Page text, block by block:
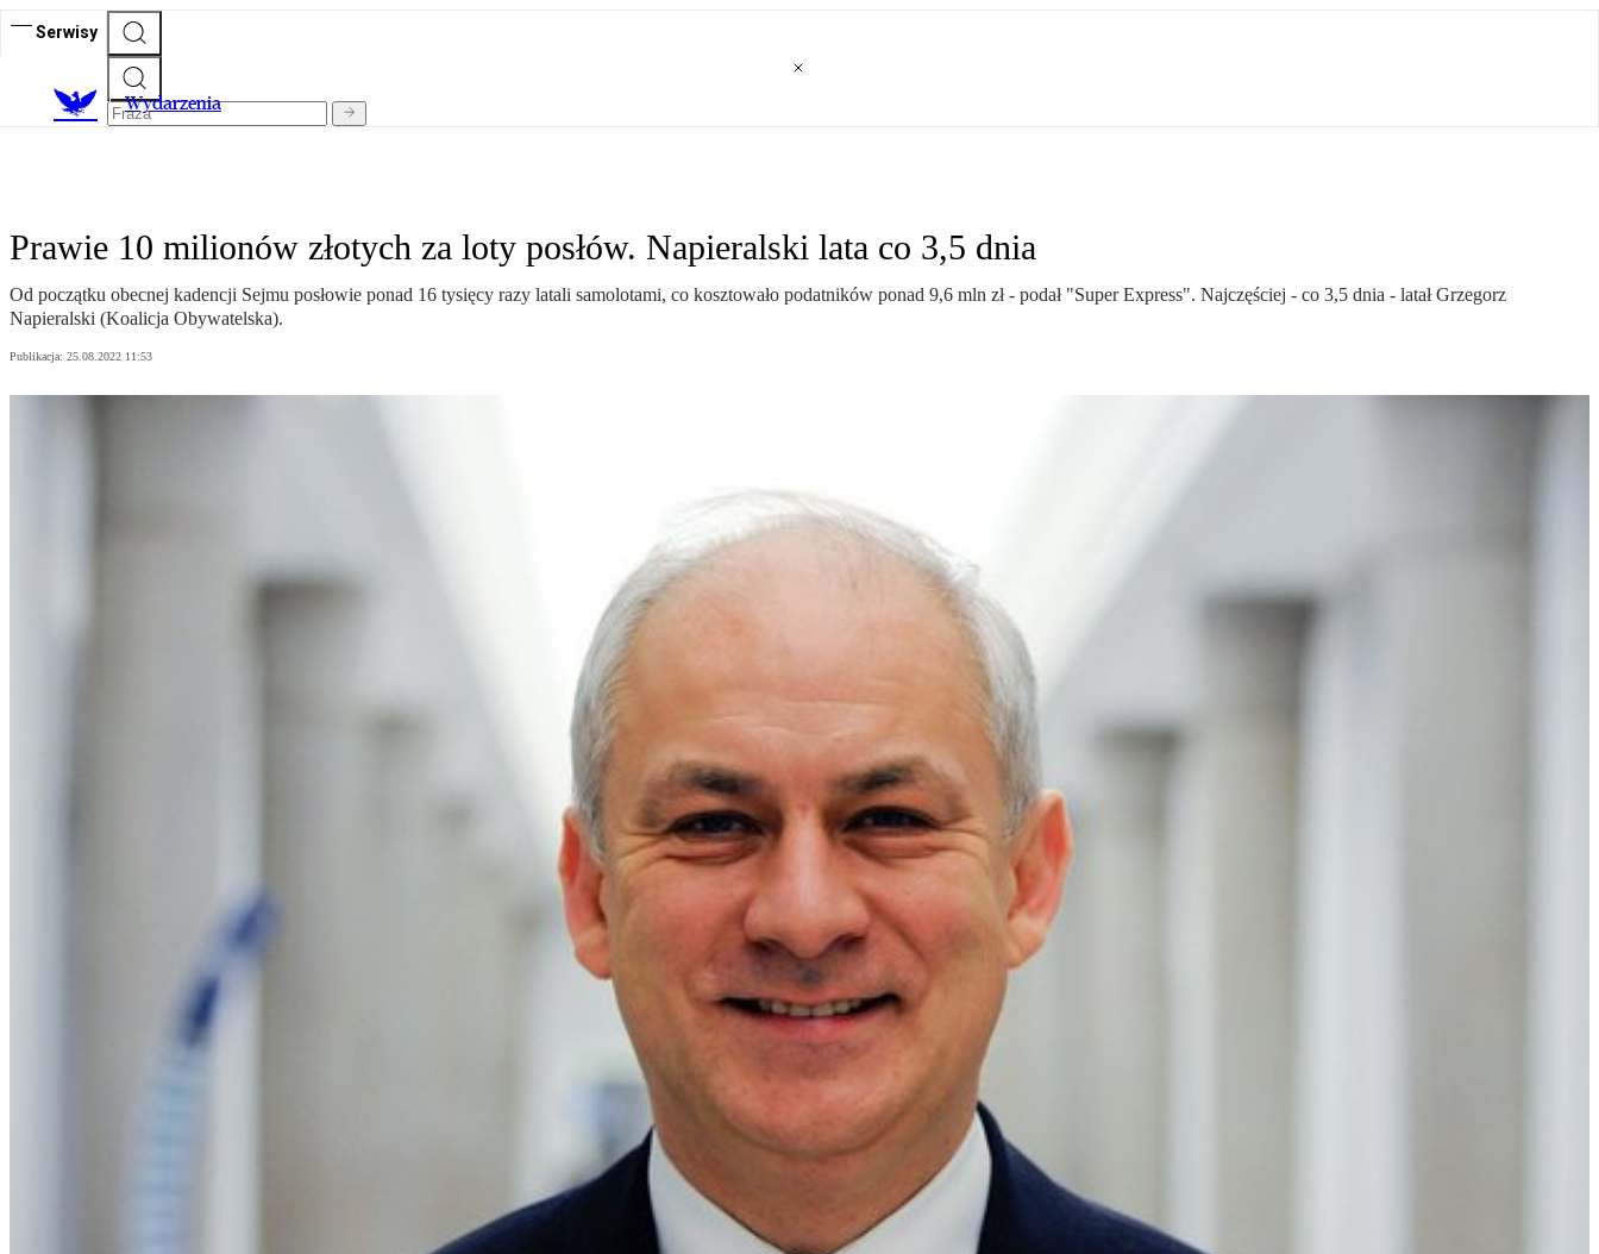
Serwisy
Wydarzenia
Prawie 10 milionów złotych za loty posłów. Napieralski lata co 3,5 dnia
Od początku obecnej kadencji Sejmu posłowie ponad 16 tysięcy razy latali samolotami, co kosztowało podatników ponad 9,6 mln zł - podał "Super Express". Najczęściej - co 3,5 dnia - latał Grzegorz
Napieralski (Koalicja Obywatelska).
Publikacja: 25.08.2022 11:53